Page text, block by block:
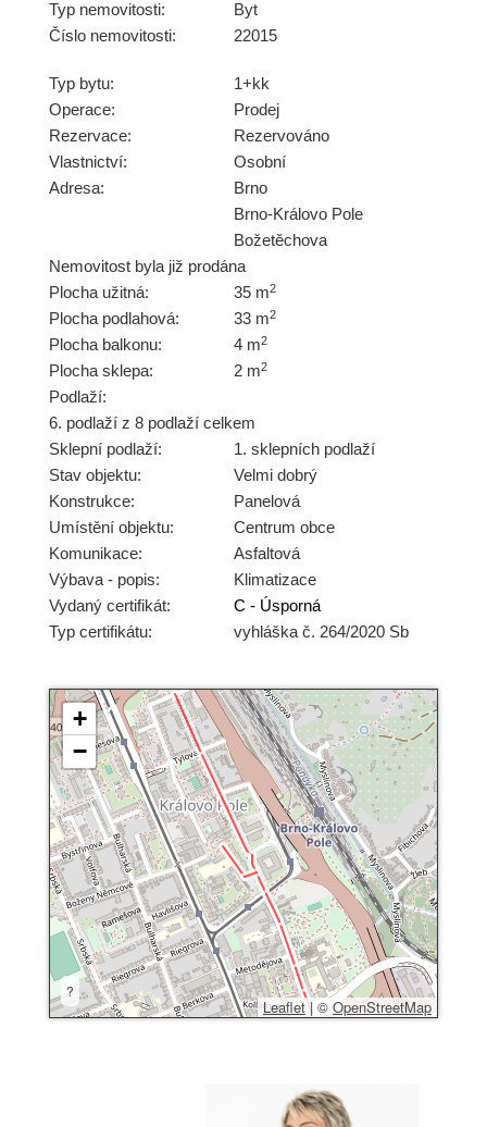
Typ nemovitosti:
Byt
Číslo nemovitosti:
22015
Typ bytu:
1+kk
Operace:
Prodej
Rezervace:
Rezervováno
Vlastnictví:
Osobní
Adresa:
Brno
Brno-Královo Pole
Božetěchova
Nemovitost byla již prodána
Plocha užitná:
35 m2
Plocha podlahová: 33 m2
Plocha balkonu: 4 m2
Plocha sklepa: 2 m2
Podlaží:
6. podlaží z 8 podlaží celkem
Sklepní podlaží:
1. sklepních podlaží
Stav objektu:
Velmi dobrý
Konstrukce:
Panelová
Umístění objektu:
Centrum obce
Komunikace:
Asfaltová
Výbava - popis:
Klimatizace
Vydaný certifikát:
C - Úsporná
Typ certifikátu:
vyhláška č. 264/2020 Sb
+
−
?
Leaflet | © OpenStreetMap